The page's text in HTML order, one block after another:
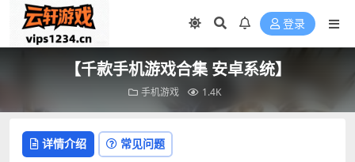
登录
【千款手机游戏合集 安卓系统】
手机游戏 1.4K
详情介绍 常见问题